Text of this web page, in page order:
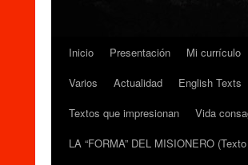
Inicio Presentación
Mi currículo
Varios
Actualidad
English Texts
Textos que impresionan
Vida
LA “FORMA” DEL MISIONERO